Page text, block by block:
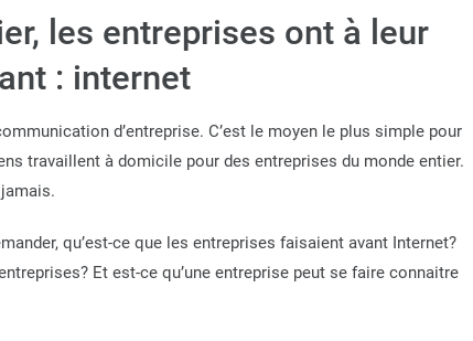
les entreprises ont à leur
: internet
d’entreprise. C’est le moyen le plus simple pour
travaillent à domicile pour des entreprises du monde entier.
qu’est-ce que les entreprises faisaient avant Internet?
Et est-ce qu’une entreprise peut se faire connaitre